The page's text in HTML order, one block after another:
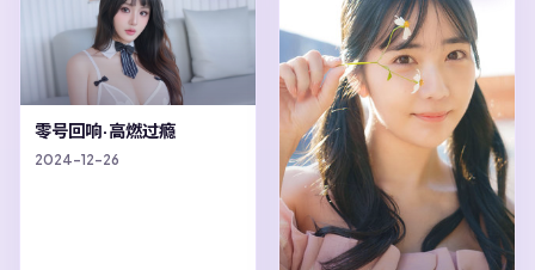
零号回响·高燃过瘾
2024-12-26